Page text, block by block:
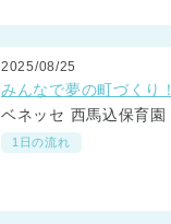
神奈川県
2025/08/25
みんなで夢の町づくり！
ベネッセ 西馬込保育園
1日の流れ